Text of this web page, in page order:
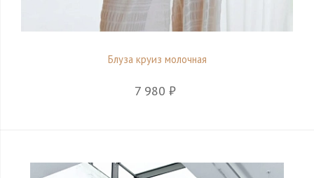
Блуза круиз молочная
7 980 ₽